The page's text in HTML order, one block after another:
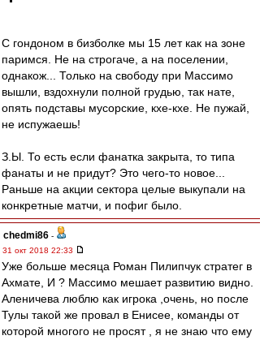
С гондоном в бизболке мы 15 лет как на зоне
паримся. Не на строгаче, а на поселении,
однакож... Только на свободу при Массимо
вышли, вздохнули полной грудью, так нате,
опять подставы мусорские, кхе-кхе. Не пужай,
не испужаешь!
З.Ы. То есть если фанатка закрыта, то типа
фанаты и не придут? Это чего-то новое...
Раньше на акции сектора целые выкупали на
конкретные матчи, и пофиг было.
chedmi86 -
31 окт 2018 22:33
Уже больше месяца Роман Пилипчук стратег в
Ахмате, И ? Массимо мешает развитию видно.
Аленичева люблю как игрока ,очень, но после
Тулы такой же провал в Енисее, команды от
которой многого не просят , я не знаю что ему